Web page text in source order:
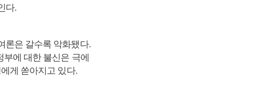
다.
론은 갈수록 악화됐다.
에 대한 불신은 극에
게 쏟아지고 있다.